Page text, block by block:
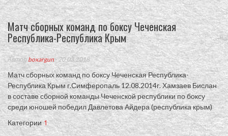
Матч сборных команд по боксу Чеченская
Республика-Республика Крым
Автор boxargun- 20.03.2018
Матч сборных команд по боксу Чеченская Республика-
Республика Крым г.Симферопаль 12.08.2014г. Хамзаев Бислан
в составе сборной команды Чеченской республики по боксу
среди юношей победил Давлетова Айдера (республика крым)
Категории1